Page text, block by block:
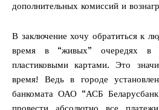
дополнительных комиссий и
В заключение хочу обратиться к
время в “живых” очередях в
пластиковыми картами. Это
время! Ведь в городе
банкомата ОАО “АСБ